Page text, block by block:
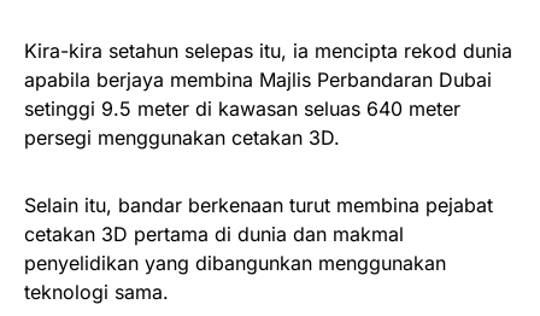
Kira-kira setahun selepas itu, ia mencipta rekod dunia
apabila berjaya membina Majlis Perbandaran Dubai
setinggi 9.5 meter di kawasan seluas 640 meter
persegi menggunakan cetakan 3D.
Selain itu, bandar berkenaan turut membina pejabat
cetakan 3D pertama di dunia dan makmal
penyelidikan yang dibangunkan menggunakan
teknologi sama.